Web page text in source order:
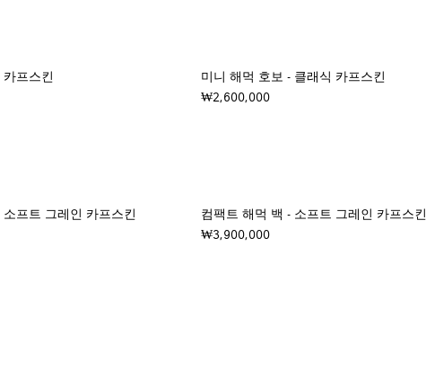
프스킨
미니 해먹 호보 - 클래식 카프스킨
₩2,600,000
프트 그레인 카프스킨
컴팩트 해먹 백 - 소프트 그레인 카프스킨
₩3,900,000